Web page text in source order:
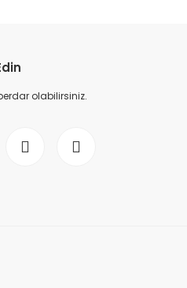
olabilirsiniz.